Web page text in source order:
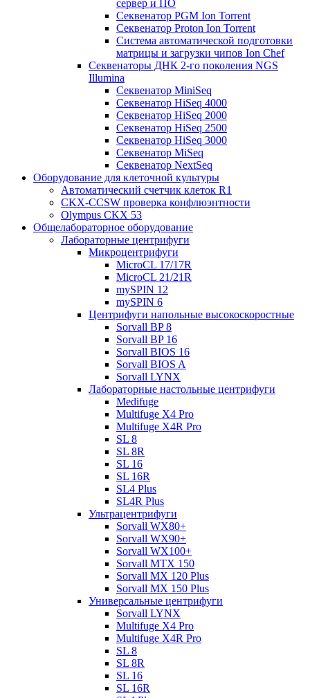
сервер и ПО
Секвенатор PGM Ion Torrent
Секвенатор Proton Ion Torrent
Система автоматической подготовки
матрицы и загрузки чипов Ion Chef
Секвенаторы ДНК 2-го поколения NGS
Illumina
Секвенатор MiniSeq
Секвенатор HiSeq 4000
Секвенатор HiSeq 2000
Секвенатор HiSeq 2500
Секвенатор HiSeq 3000
Секвенатор MiSeq
Секвенатор NextSeq
Оборудование для клеточной культуры
Автоматический счетчик клеток R1
CKX-CCSW проверка конфлюэнтности
Olympus CKX 53
Общелабораторное оборудование
Лабораторные центрифуги
Микроцентрифуги
MicroCL 17/17R
MicroCL 21/21R
mySPIN 12
mySPIN 6
Центрифуги напольные высокоскоростные
Sorvall BP 8
Sorvall BP 16
Sorvall BIOS 16
Sorvall BIOS A
Sorvall LYNX
Лабораторные настольные центрифуги
Medifuge
Multifuge X4 Pro
Multifuge X4R Pro
SL 8
SL 8R
SL 16
SL 16R
SL4 Plus
SL4R Plus
Ультрацентрифуги
Sorvall WX80+
Sorvall WX90+
Sorvall WX100+
Sorvall МТХ 150
Sorvall МХ 120 Plus
Sorvall МХ 150 Plus
Универсальные центрифуги
Sorvall LYNX
Multifuge X4 Pro
Multifuge X4R Pro
SL 8
SL 8R
SL 16
SL 16R